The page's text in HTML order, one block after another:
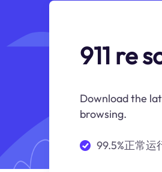
911 re
Download the
browsing.
99.5%正常运